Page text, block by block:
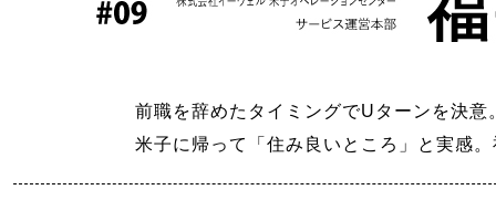
前職を辞めたタイミングでUターンを決
米子に帰って「住み良いところ」と実感